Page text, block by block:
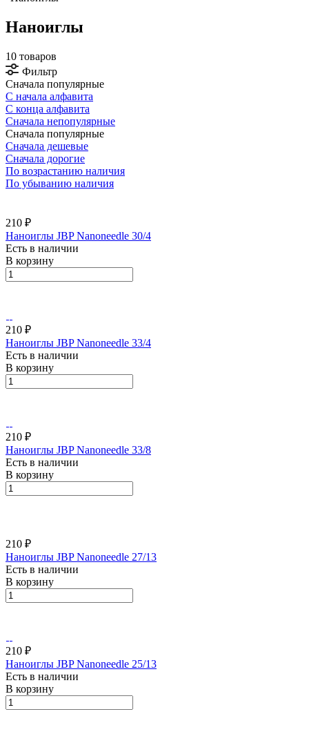
Наноиглы
10 товаров
Фильтр
Сначала популярные
С начала алфавита
С конца алфавита
Сначала непопулярные
Сначала популярные
Сначала дешевые
Сначала дорогие
По возрастанию наличия
По убыванию наличия
210 ₽
Наноиглы JBP Nanoneedle 30/4
Есть в наличии
В корзину
210 ₽
Наноиглы JBP Nanoneedle 33/4
Есть в наличии
В корзину
210 ₽
Наноиглы JBP Nanoneedle 33/8
Есть в наличии
В корзину
210 ₽
Наноиглы JBP Nanoneedle 27/13
Есть в наличии
В корзину
210 ₽
Наноиглы JBP Nanoneedle 25/13
Есть в наличии
В корзину